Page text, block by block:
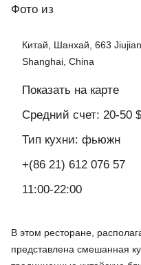
Фото из
Китай, Шанхай, 663
Shanghai, China
Показать на карте
Средний счет: 20-50
Тип кухни: фьюжн
+(86 21) 612 076 57
11:00-22:00
В этом ресторане,
представлена смешанная